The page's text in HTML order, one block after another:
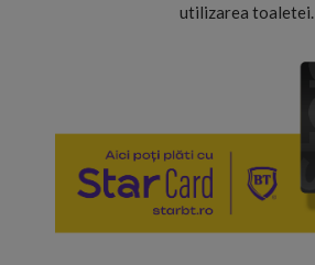
utilizarea toaletei.